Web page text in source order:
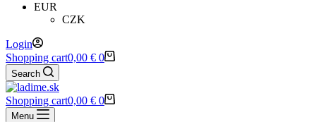
EUR
CZK
Login
Shopping cart0,00 € 0
Search
Shopping cart0,00 € 0
Menu